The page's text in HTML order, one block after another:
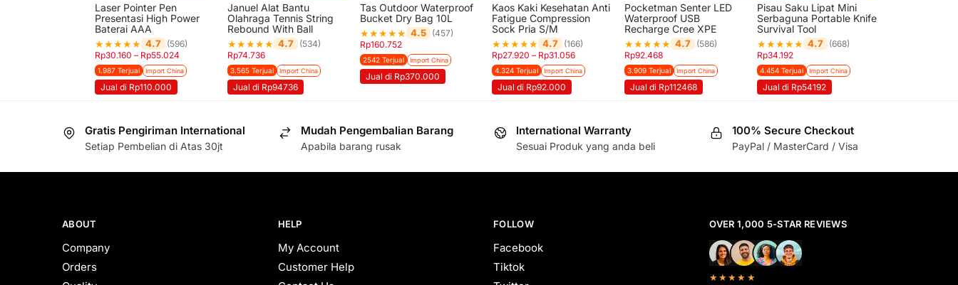
Laser Pointer Pen
Presentasi High Power
Baterai AAA
★★★★★ 4.7
(596)
Rp30.160 – Rp55.024
1.987 Terjual Import China
Jual di Rp110.000
Januel Alat Bantu
Olahraga Tennis String
Rebound With Ball
★★★★★ 4.7
(534)
Rp74.736
3.565 Terjual Import China
Jual di Rp94736
Tas Outdoor Waterproof
Bucket Dry Bag 10L
★★★★★ 4.5
(457)
Rp160.752
2542 Terjual Import China
Jual di Rp370.000
Kaos Kaki Kesehatan Anti
Fatigue Compression
Sock Pria S/M
★★★★★ 4.7 (166)
Rp27.920 – Rp31.056
4.324 Terjual Import China
Jual di Rp92.000
Pocketman Senter LED
Waterproof USB
Recharge Cree XPE
★★★★★ 4.7 (586)
Rp92.468
3.909 Terjual Import China
Jual di Rp112468
Pisau Saku Lipat Mini
Serbaguna Portable Knife
Survival Tool
★★★★★ 4.7
(668)
Rp34.192
4.454 Terjual Import China
Jual di Rp54192
Gratis Pengiriman International
Setiap Pembelian di Atas 30jt
Mudah Pengembalian Barang
Apabila barang rusak
International Warranty
Sesuai Produk yang anda beli
100% Secure Checkout
PayPal / MasterCard / Visa
ABOUT
Company
Orders
HELP
My Account
Customer Help
FOLLOW
Facebook
Tiktok
OVER 1,000 5-STAR REVIEWS
★★★★★